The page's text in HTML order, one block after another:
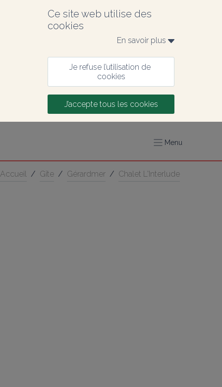
Ce site web utilise des
cookies
En savoir plus
Je refuse l’utilisation de
cookies
J’accepte tous les cookies
Menu
Accueil / Gîte / Gérardmer / Chalet L'Interlude